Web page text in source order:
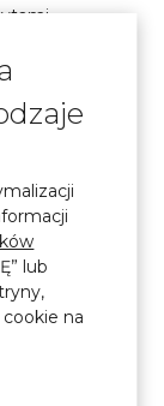
i
Kwarc jest
lepiej
i łączyć
zakrzywione
odnowić,
lub
na